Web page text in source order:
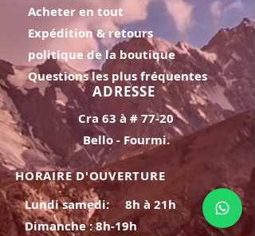
Acheter en tout
Expédition & retours
politique de la boutique
Questions les plus fréquentes
ADRESSE
Cra 63 à # 77-20
Bello - Fourmi.
HORAIRE D'OUVERTURE
Lundi samedi:
8h à 21h
Dimanche : 8h-19h